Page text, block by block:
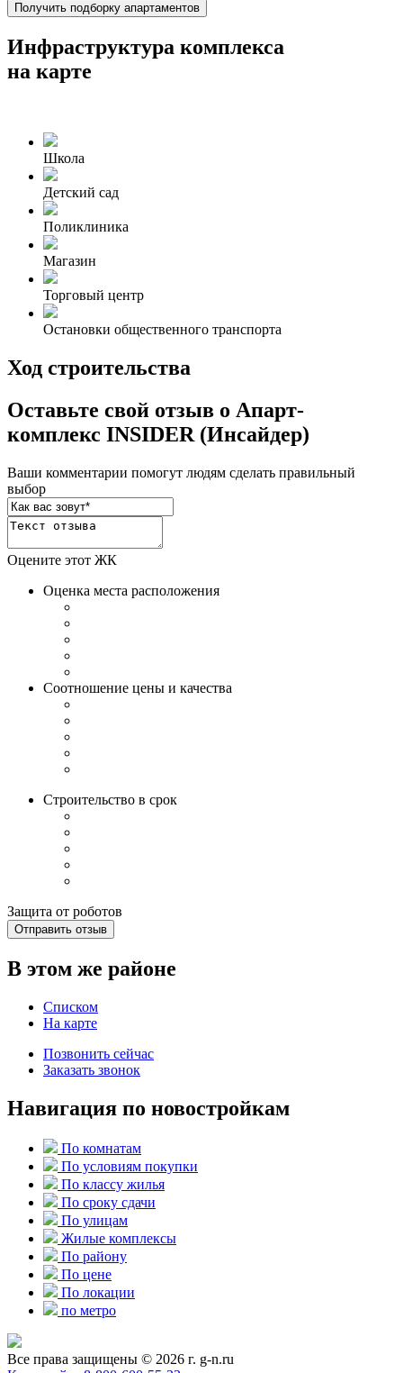
Получить подборку апартаментов
Инфраструктура комплекса
на карте
Школа
Детский сад
Поликлиника
Магазин
Торговый центр
Остановки общественного транспорта
Ход строительства
Оставьте свой отзыв о Апарт-
комплекс INSIDER (Инсайдер)
Ваши комментарии помогут людям сделать правильный
выбор
Оцените этот ЖК
Оценка места расположения
Соотношение цены и качества
Строительство в срок
Защита от роботов
Отправить отзыв
В этом же районе
Списком
На карте
Позвонить сейчас
Заказать звонок
Навигация по новостройкам
По комнатам
По условиям покупки
По классу жилья
По сроку сдачи
По улицам
Жилые комплексы
По району
По цене
По локации
по метро
Все права защищены © 2026 г. g-n.ru